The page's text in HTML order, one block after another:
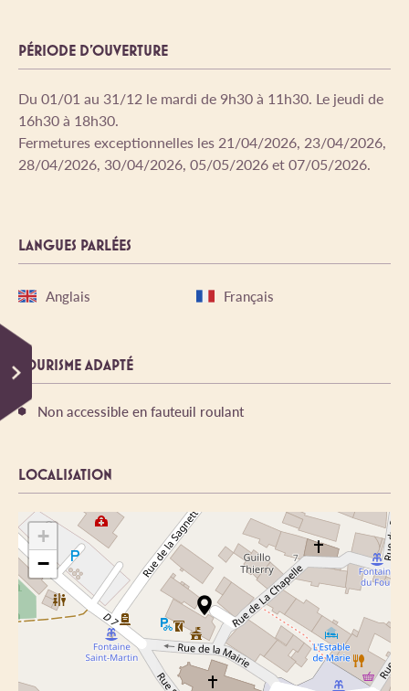
PÉRIODE D'OUVERTURE
Du 01/01 au 31/12 le mardi de 9h30 à 11h30. Le jeudi de
16h30 à 18h30.
Fermetures exceptionnelles les 21/04/2026, 23/04/2026,
28/04/2026, 30/04/2026, 05/05/2026 et 07/05/2026.
LANGUES PARLÉES
Anglais Français
TOURISME ADAPTÉ
Non accessible en fauteuil roulant
LOCALISATION
+
−